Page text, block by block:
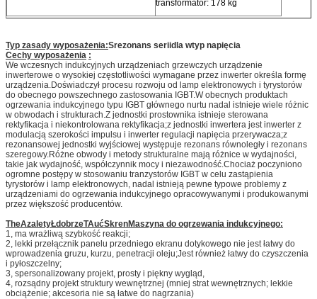
transformator: 178 kg
Typ zasady wyposażenia:Srezonans seriidla wtyp napięcia
Cechy wyposażenia :
We wczesnych indukcyjnych urządzeniach grzewczych urządzenie
inwerterowe o wysokiej częstotliwości wymagane przez inwerter określa formę
urządzenia.Doświadczył procesu rozwoju od lamp elektronowych i tyrystorów
do obecnego powszechnego zastosowania IGBT.W obecnych produktach
ogrzewania indukcyjnego typu IGBT głównego nurtu nadal istnieje wiele różnic
w obwodach i strukturach.Z jednostki prostownika istnieje sterowana
rektyfikacja i niekontrolowana rektyfikacja;z jednostki inwertera jest inwerter z
modulacją szerokości impulsu i inwerter regulacji napięcia przerywacza;z
rezonansowej jednostki wyjściowej występuje rezonans równoległy i rezonans
szeregowy.Różne obwody i metody strukturalne mają różnice w wydajności,
takie jak wydajność, współczynnik mocy i niezawodność.Chociaż poczyniono
ogromne postępy w stosowaniu tranzystorów IGBT w celu zastąpienia
tyrystorów i lamp elektronowych, nadal istnieją pewne typowe problemy z
urządzeniami do ogrzewania indukcyjnego opracowywanymi i produkowanymi
przez większość producentów.
TheAzaletyŁdobrzeTAućSkrenMaszyna do ogrzewania indukcyjnego:
1, ma wrażliwą szybkość reakcji;
2, lekki przełącznik panelu przedniego ekranu dotykowego nie jest łatwy do
wprowadzenia gruzu, kurzu, penetracji oleju;Jest również łatwy do czyszczenia
i pyłoszczelny;
3, spersonalizowany projekt, prosty i piękny wygląd,
4, rozsądny projekt struktury wewnętrznej (mniej strat wewnętrznych; lekkie
obciążenie; akcesoria nie są łatwe do nagrzania)